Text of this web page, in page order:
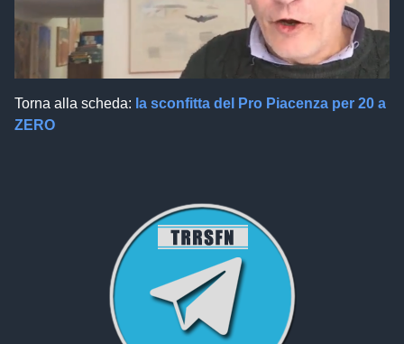
Torna alla scheda: la sconfitta del Pro Piacenza per 20 a
ZERO